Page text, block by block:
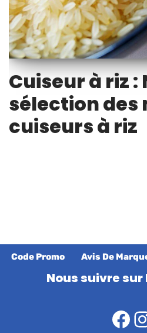
Cuiseur à riz :
sélection des
cuiseurs à riz
Code Promo Avis De
Nous suivre